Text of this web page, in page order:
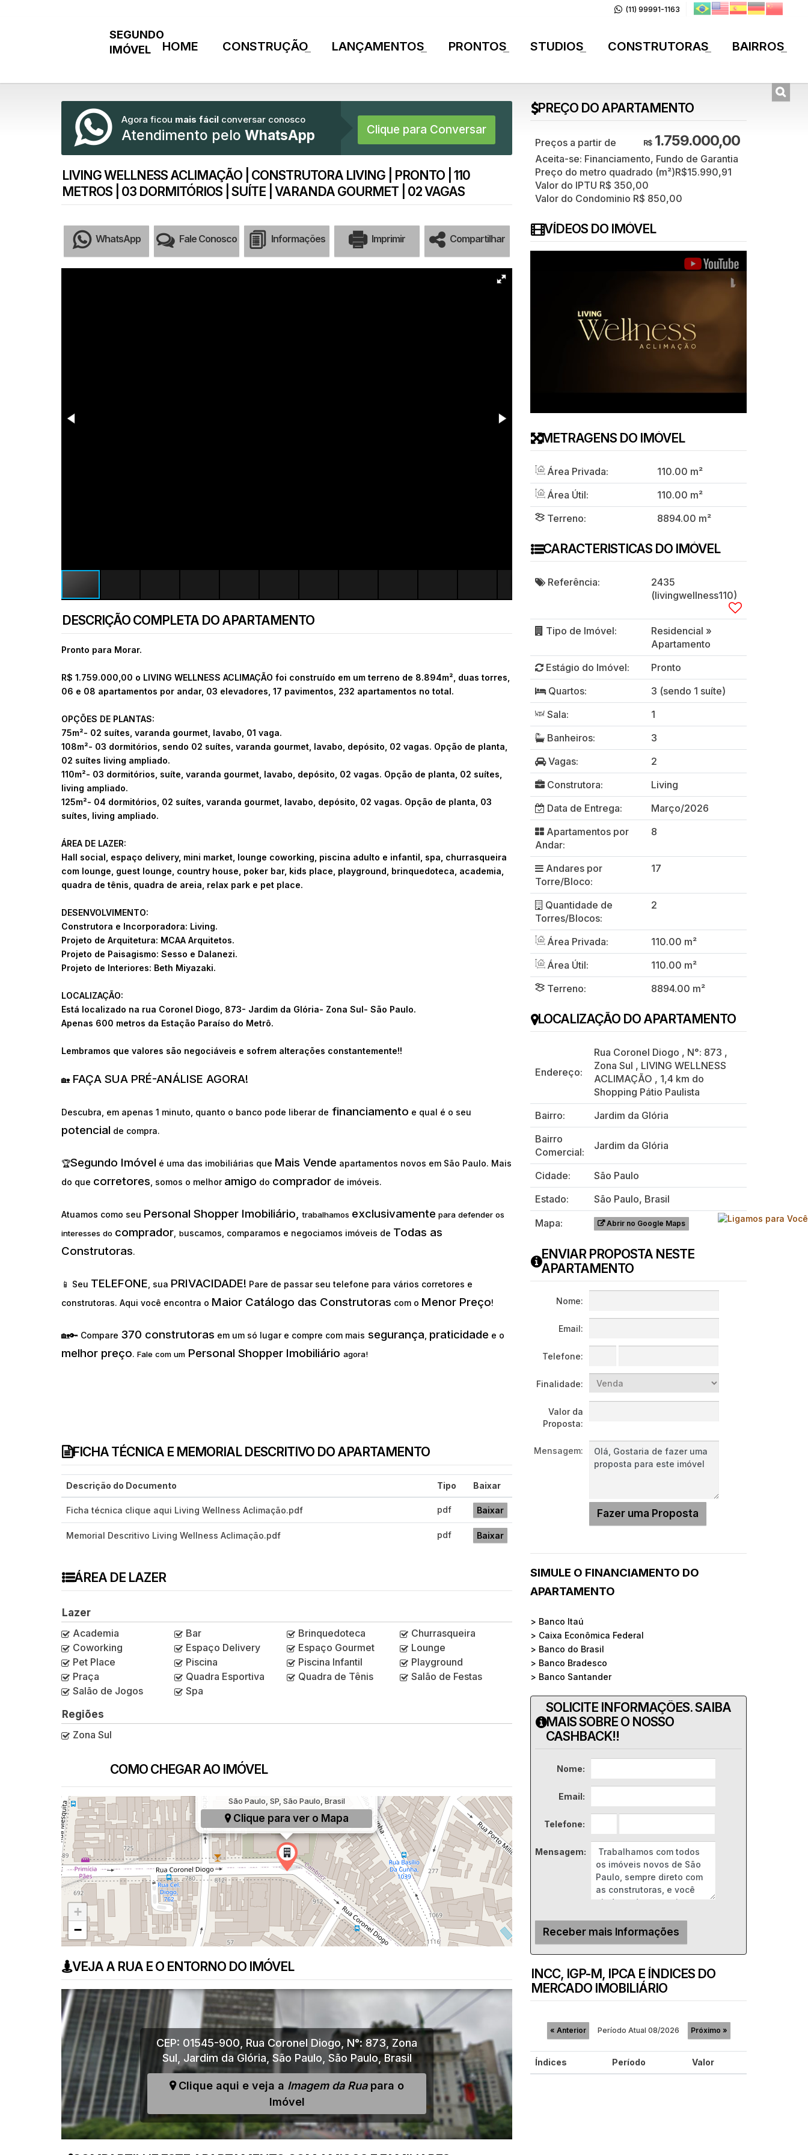
(11) 99991-1163
BAIRROS
CONSTRUTORAS
STUDIOS
PRONTOS
LANÇAMENTOS
CONSTRUÇÃO
HOME
Agora ficou mais fácil conversar conosco
Atendimento pelo WhatsApp Clique para Conversar
LIVING WELLNESS ACLIMAÇÃO | CONSTRUTORA LIVING | PRONTO | 110
METROS | 03 DORMITÓRIOS | SUÍTE | VARANDA GOURMET | 02 VAGAS
WhatsApp Fale Conosco Informações Imprimir Compartilhar
DESCRIÇÃO COMPLETA DO APARTAMENTO
Pronto para Morar.
R$ 1.759.000,00 o LIVING WELLNESS ACLIMAÇÃO foi construído em um terreno de 8.894m², duas torres,
06 e 08 apartamentos por andar, 03 elevadores, 17 pavimentos, 232 apartamentos no total.
OPÇÕES DE PLANTAS:
75m²- 02 suítes, varanda gourmet, lavabo, 01 vaga.
108m²- 03 dormitórios, sendo 02 suítes, varanda gourmet, lavabo, depósito, 02 vagas. Opção de planta,
02 suítes living ampliado.
110m²- 03 dormitórios, suíte, varanda gourmet, lavabo, depósito, 02 vagas. Opção de planta, 02 suítes,
living ampliado.
125m²- 04 dormitórios, 02 suítes, varanda gourmet, lavabo, depósito, 02 vagas. Opção de planta, 03
suítes, living ampliado.
ÁREA DE LAZER:
Hall social, espaço delivery, mini market, lounge coworking, piscina adulto e infantil, spa, churrasqueira
com lounge, guest lounge, country house, poker bar, kids place, playground, brinquedoteca, academia,
quadra de tênis, quadra de areia, relax park e pet place.
DESENVOLVIMENTO:
Construtora e Incorporadora: Living.
Projeto de Arquitetura: MCAA Arquitetos.
Projeto de Paisagismo: Sesso e Dalanezi.
Projeto de Interiores: Beth Miyazaki.
LOCALIZAÇÃO:
Está localizado na rua Coronel Diogo, 873- Jardim da Glória- Zona Sul- São Paulo.
Apenas 600 metros da Estação Paraíso do Metrô.
Lembramos que valores são negociáveis e sofrem alterações constantemente!!
🏡 FAÇA SUA PRÉ-ANÁLISE AGORA!
Descubra, em apenas 1 minuto, quanto o banco pode liberar de financiamento e qual é o seu
potencial de compra.
🏆Segundo Imóvel é uma das imobiliárias que Mais Vende apartamentos novos em São Paulo. Mais
do que corretores , somos o melhor amigo do comprador de imóveis.
Atuamos como seu Personal Shopper Imobiliário,trabalhamos exclusivamente para defender os
interesses do comprador buscamos, comparamos e negociamos imóveis de Todas as
Construtoras.
📱 Seu TELEFONE , sua PRIVACIDADE! Pare de passar seu telefone para vários corretores e
construtoras. Aqui você encontra o Maior Catálogo das Construtoras com o Menor Preço!
🏡🔑 Compare 370 construtoras em um só lugar e compre com mais segurança praticidade e o
melhor preço. Fale com um Personal Shopper Imobiliário agora!
FICHA TÉCNICA E MEMORIAL DESCRITIVO DO APARTAMENTO
Descrição do Documento Tipo Baixar
Ficha técnica clique aqui Living Wellness Aclimação.pdf pdf Baixar
Memorial Descritivo Living Wellness Aclimação.pdf pdf Baixar
ÁREA DE LAZER
Lazer
Academia
Bar Brinquedoteca
Churrasqueira
Coworking
Espaço Delivery Espaço Gourmet
Lounge
Pet Place
Piscina Piscina Infantil
Playground
Praça
Quadra Esportiva Quadra de Tênis
Salão de Festas
Salão de Jogos
Spa
Regiões
Zona Sul
COMO CHEGAR AO IMÓVEL
Rua Coronel Diogo, 873, Jardim da Glória,
São Paulo, SP, São Paulo, Brasil
Clique para ver o Mapa
+
−
VEJA A RUA E O ENTORNO DO IMÓVEL
CEP: 01545-900 Rua Coronel Diogo N°:873 Zona
Sul Jardim da Glória São Paulo São Paulo,Brasil
Clique aqui e veja a Imagem da Ruapara o
Imóvel
PREÇO DO APARTAMENTO
R$1.759.000,00
Aceita-se: Financiamento, Fundo de Garantia
Preço do metro quadrado (m²)R$15.990,91
Valor do IPTU R$ 350,00
Valor do Condominio R$ 850,00
VÍDEOS DO IMÓVEL
METRAGENS DO IMÓVEL
Área Privada: 110.00 m²
Área Útil:
110.00 m²
Terreno:
8894.00 m²
CARACTERISTICAS DO IMÓVEL
Referência:
2435
(livingwellness110)
Tipo de Imóvel: Residencial »
Apartamento
Estágio do Imóvel:
Pronto
Quartos:
3 (sendo 1 suíte)
Sala:
1
Banheiros:
3
Vagas:
2
Construtora:
Living
Data de Entrega:
Março/2026
Apartamentos por
Andar:
8
Andares por
Torre/Bloco:
17
Quantidade de
Torres/Blocos:
2
Área Privada:
110.00 m²
Área Útil:
110.00 m²
Terreno:
8894.00 m²
LOCALIZAÇÃO DO APARTAMENTO
Endereço:
Rua Coronel Diogo , N°: 873 ,
Zona Sul , LIVING WELLNESS
ACLIMAÇÃO , 1,4 km do
Shopping Pátio Paulista
Bairro:
Jardim da Glória
Bairro
Comercial:
Jardim da Glória
Cidade:
São Paulo
Estado:
São Paulo, Brasil
Mapa:
Abrir no Google Maps
ENVIAR PROPOSTA NESTE
APARTAMENTO
Nome:
Email:
Telefone:
Finalidade:
Valor da
Proposta:
Mensagem:
SIMULE O FINANCIAMENTO DO
APARTAMENTO
> Banco Itaú
> Caixa Econômica Federal
> Banco do Brasil
> Banco Bradesco
> Banco Santander
SOLICITE INFORMAÇÕES. SAIBA
MAIS SOBRE O NOSSO
CASHBACK!!
Nome:
Email:
Telefone:
Mensagem:
INCC, IGP-M, IPCA E ÍNDICES DO
MERCADO IMOBILIÁRIO
« Anterior Período Atual 08/2026 Próximo »
Índices Período Valor